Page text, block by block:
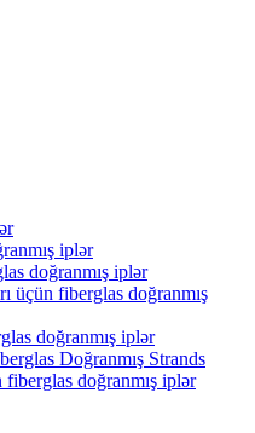
iplər
doğranmış iplər
üçün fiberglas doğranmış
doğranmış iplər
Doğranmış Strands
doğranmış iplər